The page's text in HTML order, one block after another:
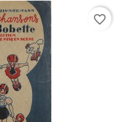
favorite_border